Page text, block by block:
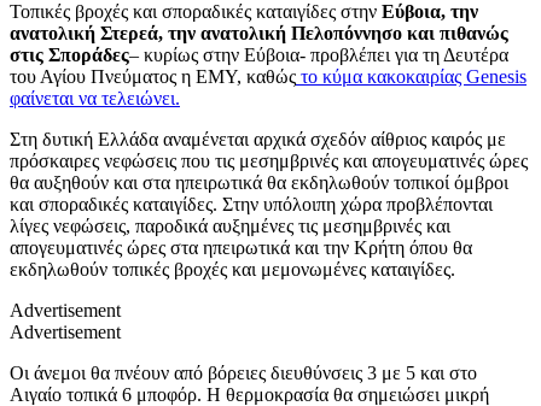
Τοπικές βροχές και σποραδικές καταιγίδες στην Εύβοια, την
ανατολική Στερεά, την ανατολική Πελοπόννησο και πιθανώς
στις Σποράδες– κυρίως στην Εύβοια- προβλέπει για τη Δευτέρα
του Αγίου Πνεύματος η ΕΜΥ, καθώς το κύμα κακοκαιρίας Genesis
φαίνεται να τελειώνει.
Στη δυτική Ελλάδα αναμένεται αρχικά σχεδόν αίθριος καιρός με
πρόσκαιρες νεφώσεις που τις μεσημβρινές και απογευματινές ώρες
θα αυξηθούν και στα ηπειρωτικά θα εκδηλωθούν τοπικοί όμβροι
και σποραδικές καταιγίδες. Στην υπόλοιπη χώρα προβλέπονται
λίγες νεφώσεις, παροδικά αυξημένες τις μεσημβρινές και
απογευματινές ώρες στα ηπειρωτικά και την Κρήτη όπου θα
εκδηλωθούν τοπικές βροχές και μεμονωμένες καταιγίδες.
Advertisement
Advertisement
Οι άνεμοι θα πνέουν από βόρειες διευθύνσεις 3 με 5 και στο
Αιγαίο τοπικά 6 μποφόρ. Η θερμοκρασία θα σημειώσει μικρή